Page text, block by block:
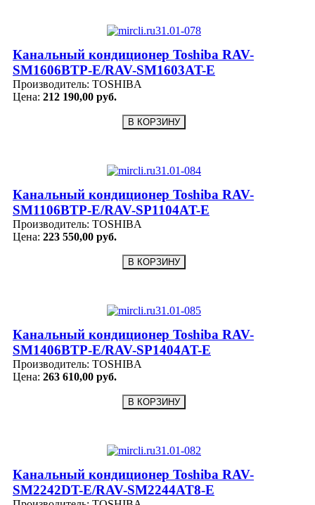
Канальный кондиционер Toshiba RAV-
SM1606BTP-E/RAV-SM1603AT-E
Производитель: TOSHIBA
Цена: 212 190,00 руб.
Канальный кондиционер Toshiba RAV-
SM1106BTP-E/RAV-SP1104AT-E
Производитель: TOSHIBA
Цена: 223 550,00 руб.
Канальный кондиционер Toshiba RAV-
SM1406BTP-E/RAV-SP1404AT-E
Производитель: TOSHIBA
Цена: 263 610,00 руб.
Канальный кондиционер Toshiba RAV-
SM2242DT-E/RAV-SM2244AT8-E